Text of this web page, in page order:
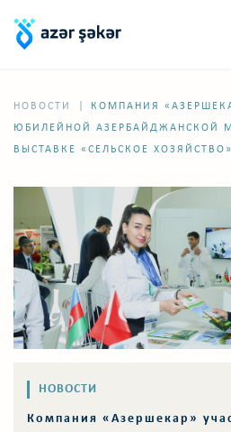
НОВОСТИ
КОМПАНИЯ
ЮБИЛЕЙНОЙ АЗЕРБАЙДЖАНСКОЙ
ВЫСТАВКЕ «СЕЛЬСКОЕ ХОЗЯЙСТВО»
НОВОСТИ
Компания «Азершекар»